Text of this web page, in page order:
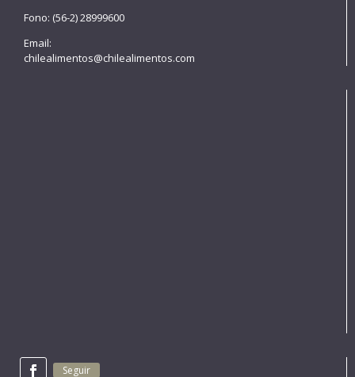
Fono: (56-2) 28999600
Email:
chilealimentos@chilealimentos.com
Seguir